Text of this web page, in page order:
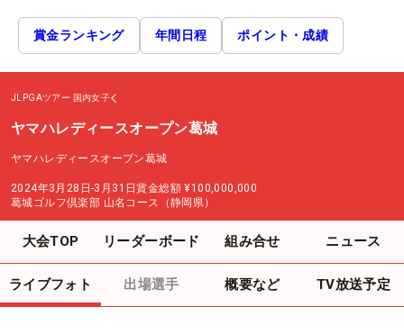
賞金ランキング 年間日程 ポイント・成績
JLPGAツアー 国内女子
ヤマハレディースオープン葛城
ヤマハレディースオープン葛城
2024年3月28日-3月31日賞金総額 ¥100,000,000
葛城ゴルフ倶楽部 山名コース（静岡県）
大会TOP リーダーボード 組み合せ ニュース
ライブフォト 出場選手 概要など TV放送予定